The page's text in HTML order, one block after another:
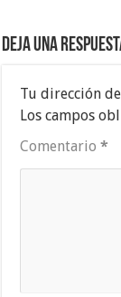
Deja una
Tu dirección
Los campos
Comentario*